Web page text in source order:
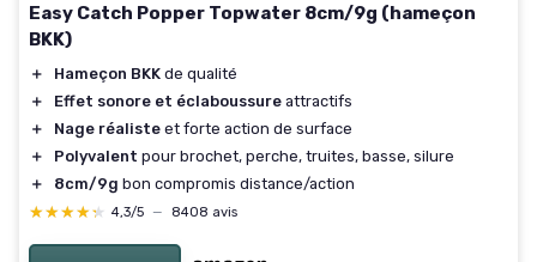
Easy Catch Popper Topwater 8cm/9g (hameçon
BKK)
＋ Hameçon BKK de qualité
＋
Effet sonore et éclaboussure attractifs
＋
Nage réaliste et forte action de surface
＋
Polyvalent pour brochet, perche, truites, basse, silure
＋
8cm/9g bon compromis distance/action
★★★★★
★★★★★ 4,3/5 — 8408 avis